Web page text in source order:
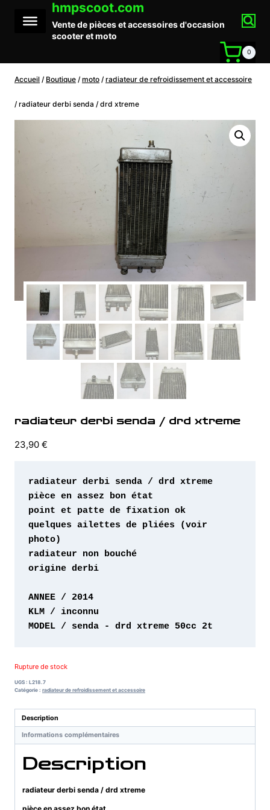
contenu
hmpscoot.com
Vente de pièces et accessoires d'occasion
scooter et moto
0
Accueil / Boutique / moto / radiateur de refroidissement et accessoire
/ radiateur derbi senda / drd xtreme
radiateur derbi senda / drd xtreme
23,90 €
quelques ailettes de pliées (voir
origine derbi
ANNEE / 2014
MODEL / senda - drd xtreme 50cc 2t
Rupture de stock
UGS : L218.7
Catégorie : radiateur de refroidissement et accessoire
Description
Informations complémentaires
Description
radiateur derbi senda / drd xtreme